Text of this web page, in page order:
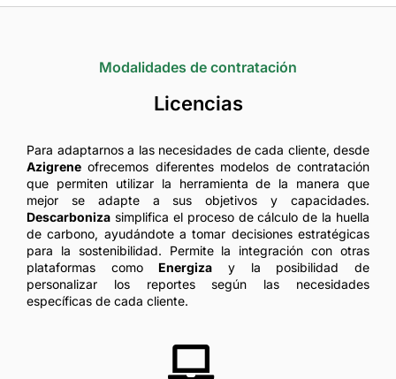
Modalidades de contratación
Licencias
Para adaptarnos a las necesidades de cada cliente, desde
Azigrene ofrecemos diferentes modelos de contratación
que permiten utilizar la herramienta de la manera que
mejor se adapte a sus objetivos y capacidades.
Descarboniza simplifica el proceso de cálculo de la huella
de carbono, ayudándote a tomar decisiones estratégicas
para la sostenibilidad. Permite la integración con otras
plataformas como Energiza y la posibilidad de
personalizar los reportes según las necesidades
específicas de cada cliente.